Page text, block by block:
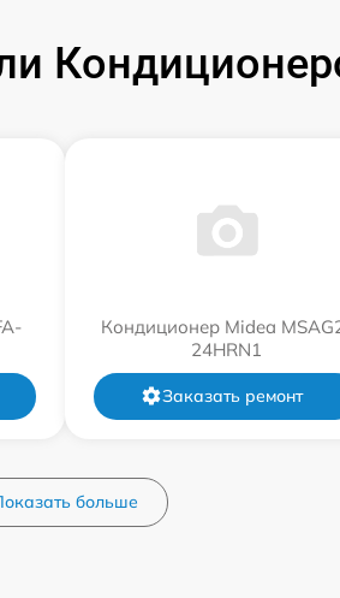
Кондиционер Midea
24HRN1
Заказать ремонт
больше